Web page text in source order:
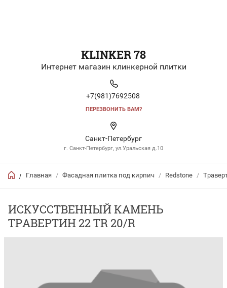
KLINKER 78
Интернет магазин клинкерной плитки
+7(981)7692508
ПЕРЕЗВОНИТЬ ВАМ?
Санкт-Петербург
г. Санкт-Петербург, ул.Уральская д.10
/ Главная / Фасадная плитка под кирпич / Redstone /
ИСКУССТВЕННЫЙ КАМЕНЬ
ТРАВЕРТИН 22 TR 20/R